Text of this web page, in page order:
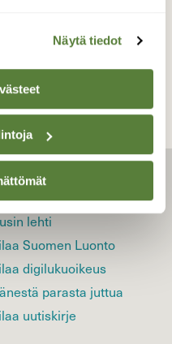
Näytä tiedot
lehti
Suomen Luonto
digilukuoikeus
parasta juttua
uutiskirje